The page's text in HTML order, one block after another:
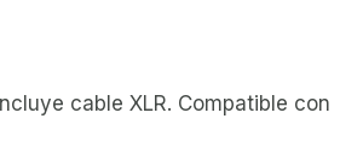
cable XLR. Compatible con